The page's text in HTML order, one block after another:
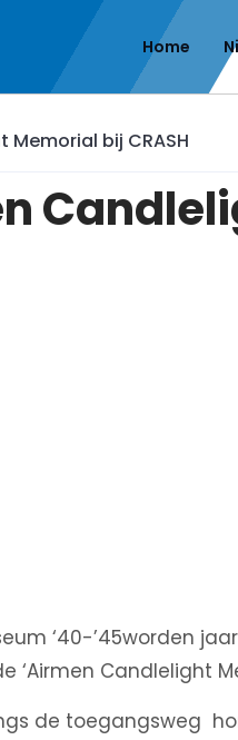
Home
bij CRASH
‘40-’45worden
Candlelight
de toegangsweg